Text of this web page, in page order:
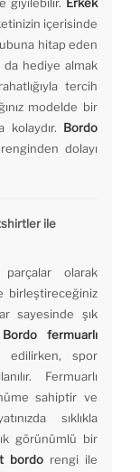
giyilebilir. Erkek
içerisinde
hitap eden
hediye almak
tercih
modelde bir
Bordo
dolayı
ile
olarak
birleştireceğiniz
sayesinde şık
Bordo fermuarlı
edilirken, spor
Fermuarlı
sahiptir ve
sıklıkla
görünümlü bir
bordo rengi ile